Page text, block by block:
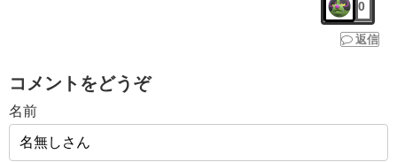
0
返信
コメントをどうぞ
名前